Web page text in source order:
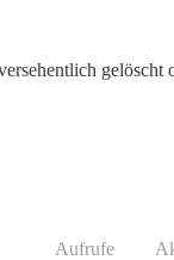
gelöscht
Aufrufe